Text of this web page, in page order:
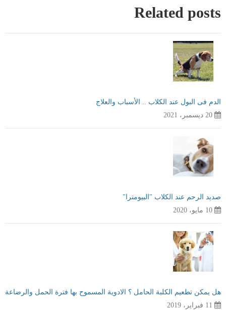
Related posts
الدم فى البول عند الكلاب .. الأسباب والعلاج
20 ديسمبر، 2021
صديد الرحم عند الكلاب "البيومترا"
10 مايو، 2020
هل يمكن تطعيم الكلبة الحامل ؟ الادوية المسموح بها فترة الحمل والرضاعة
11 فبراير، 2019